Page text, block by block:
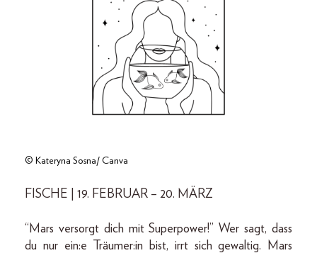
© Kateryna Sosna/ Canva
FISCHE | 19. FEBRUAR – 20. MÄRZ
“Mars versorgt dich mit Superpower!” Wer sagt, dass
du nur ein:e Träumer:in bist, irrt sich gewaltig. Mars